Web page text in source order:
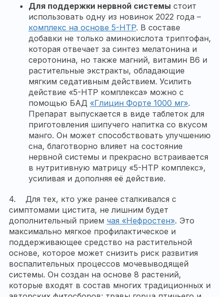
Для поддержки нервной системы стоит
использовать одну из новинок 2022 года –
комплекс на основе 5-HTP. В составе
добавки не только аминокислота триптофан,
которая отвечает за синтез мелатонина и
серотонина, но также магний, витамин B6 и
растительные экстракты, обладающие
мягким седативным действием. Усилить
действие «5-HTP комплекса» можно с
помощью БАД «Глицин Форте 1000 мг».
Препарат выпускается в виде таблеток для
приготовления шипучего напитка со вкусом
манго. Он может способствовать улучшению
сна, благотворно влияет на состояние
нервной системы и прекрасно встраивается
в нутритивную матрицу «5-HTP комплекс»,
усиливая и дополняя её действие.
4. Для тех, кто уже ранее сталкивался с
симптомами цистита, не лишним будет
дополнительный прием чая «Нефростен». Это
максимально мягкое профилактическое и
поддерживающее средство на растительной
основе, которое может снизить риск развития
воспалительных процессов мочевыводящей
системы. Он создан на основе 8 растений,
которые входят в состав многих традиционных и